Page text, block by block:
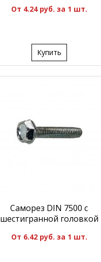
От 4.24 руб. за 1 шт.
Купить
Саморез DIN 7500 с
шестигранной головкой
От 6.42 руб. за 1 шт.